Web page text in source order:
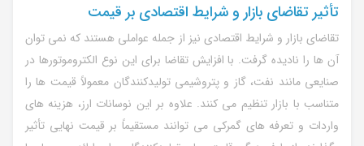
تأثیر تقاضای بازار و شرایط اقتصادی بر قیمت
تقاضای بازار و شرایط اقتصادی نیز از جمله عواملی هستند که نمی توان
آن ها را نادیده گرفت. با افزایش تقاضا برای این نوع الکتروموتورها در
صنایعی مانند نفت، گاز و پتروشیمی تولیدکنندگان معمولاً قیمت ها را
متناسب با بازار تنظیم می کنند. علاوه بر این نوسانات ارز، هزینه های
واردات و تعرفه های گمرکی می توانند مستقیماً بر قیمت نهایی تأثیر